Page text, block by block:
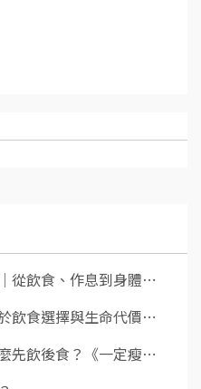
從飲食、作息到身體⋯
飲食選擇與生命代價⋯
先飲後食？《一定瘦⋯